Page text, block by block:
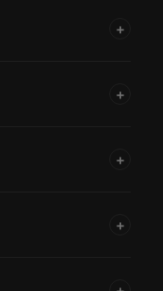
+
+
+
+